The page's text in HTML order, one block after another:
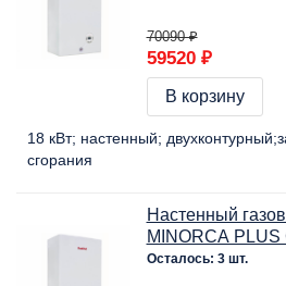
70090 ₽
59520 ₽
В корзину
18 кВт настенный двухконтурный
сгорания
Настенный
MINORCA
Осталось: 3 шт.